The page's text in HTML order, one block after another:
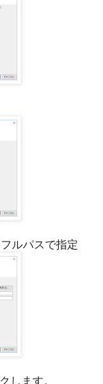
ルパスで指定
します。